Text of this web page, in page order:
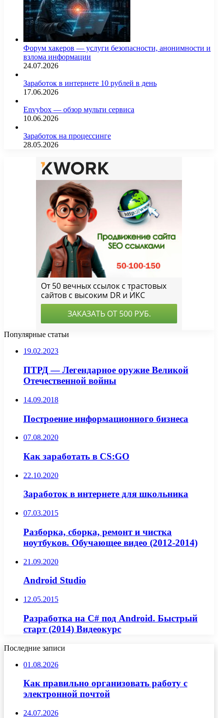
Форум хакеров — услуги безопасности, анонимности и
взлома информации
24.07.2026
Заработок в интернете 10 рублей в день
17.06.2026
Envybox — обзор мульти сервиса
10.06.2026
Заработок на процессинге
28.05.2026
Популярные статьи
19.02.2023
ПТРД — Легендарное оружие Великой
Отечественной войны
14.09.2018
Построение информационного бизнеса
07.08.2020
Как заработать в CS:GO
22.10.2020
Заработок в интернете для школьника
07.03.2015
Разборка, сборка, ремонт и чистка
ноутбуков. Обучающее видео (2012-2014)
21.09.2020
Android Studio
12.05.2015
Разработка на C# под Android. Быстрый
старт (2014) Видеокурс
Последние записи
01.08.2026
Как правильно организовать работу с
электронной почтой
24.07.2026